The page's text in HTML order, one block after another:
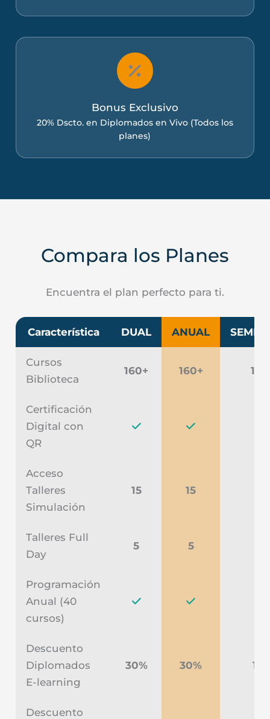
Bonus Exclusivo
20% Dscto. en Diplomados en Vivo (Todos los
planes)
Compara los Planes
Encuentra el plan perfecto para ti.
Característica DUAL ANUAL
Cursos
Biblioteca
160+ 160+
Certificación
Digital con
QR
Acceso
Talleres
Simulación
15 15
Talleres Full
Day
5 5
Programación
Anual (40
cursos)
Descuento
Diplomados
E-learning
30% 30%
Descuento